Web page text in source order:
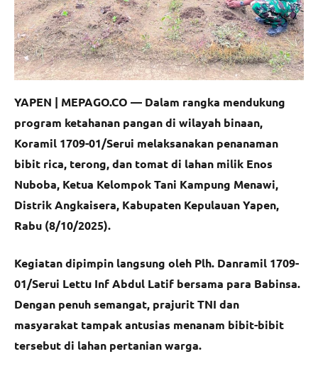
YAPEN | MEPAGO.CO — Dalam rangka mendukung
program ketahanan pangan di wilayah binaan,
Koramil 1709-01/Serui melaksanakan penanaman
bibit rica, terong, dan tomat di lahan milik Enos
Nuboba, Ketua Kelompok Tani Kampung Menawi,
Distrik Angkaisera, Kabupaten Kepulauan Yapen,
Rabu (8/10/2025).
Kegiatan dipimpin langsung oleh Plh. Danramil 1709-
01/Serui Lettu Inf Abdul Latif bersama para Babinsa.
Dengan penuh semangat, prajurit TNI dan
masyarakat tampak antusias menanam bibit-bibit
tersebut di lahan pertanian warga.